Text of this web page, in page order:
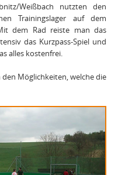
Weißbach nutzten den
Trainingslager auf dem
dem Rad reiste man das
das Kurzpass-Spiel und
alles kostenfrei.
Möglichkeiten, welche die